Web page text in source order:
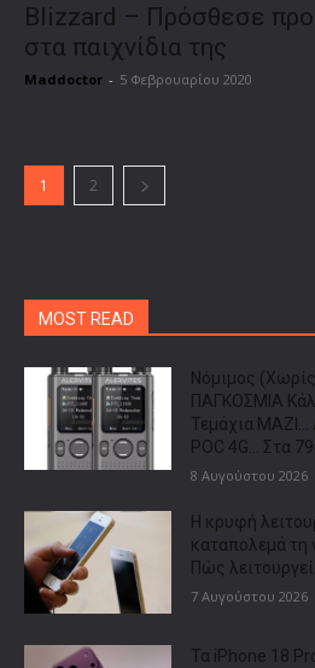
Blizzard – Πρόσθεσε
στα παιχνίδια της
Maddoctor - 5 Φεβρουαρίου 2020
1 2
MOST READ
Νόμιμος
ΠΑΓΚΟΣΜΙΑ
Τεμάχια ΜΑΖΙ…
POC 4G… Στα
8 Αυγούστου 2026
Η κρυφή
καταπολεμά τη
Πώς λειτουργεί
7 Αυγούστου 2026
Τα iPhone 18